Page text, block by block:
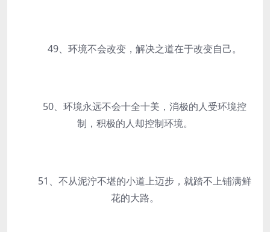
49、环境不会改变，解决之道在于改变自己。
50、环境永远不会十全十美，消极的人受环境控
制，积极的人却控制环境。
51、不从泥泞不堪的小道上迈步，就踏不上铺满鲜
花的大路。